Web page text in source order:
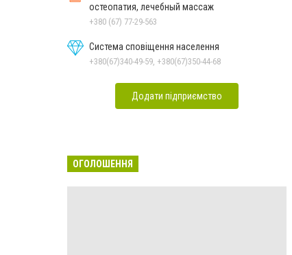
остеопатия, лечебный массаж
+380 (67) 77-29-563
Система сповіщення населення
+380(67)340-49-59, +380(67)350-44-68
Додати підприємство
ОГОЛОШЕННЯ